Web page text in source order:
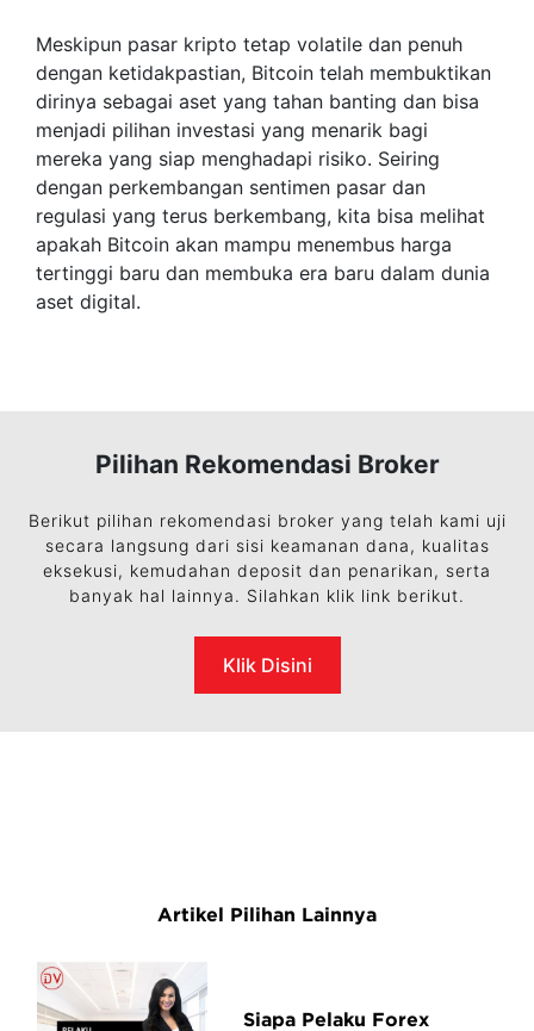
Meskipun pasar kripto tetap volatile dan penuh
dengan ketidakpastian, Bitcoin telah membuktikan
dirinya sebagai aset yang tahan banting dan bisa
menjadi pilihan investasi yang menarik bagi
mereka yang siap menghadapi risiko. Seiring
dengan perkembangan sentimen pasar dan
regulasi yang terus berkembang, kita bisa melihat
apakah Bitcoin akan mampu menembus harga
tertinggi baru dan membuka era baru dalam dunia
aset digital.
Pilihan Rekomendasi Broker
Berikut pilihan rekomendasi broker yang telah kami uji
secara langsung dari sisi keamanan dana, kualitas
eksekusi, kemudahan deposit dan penarikan, serta
banyak hal lainnya. Silahkan klik link berikut.
Klik Disini
Artikel Pilihan Lainnya
Siapa Pelaku Forex